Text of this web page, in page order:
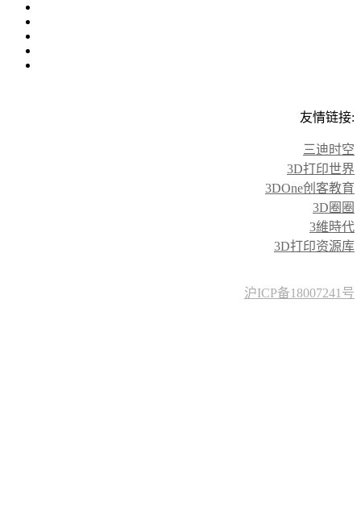
友情链接:
三迪时空
3D打印世界
3DOne创客教育
3D圈圈
3維時代
3D打印资源库
沪ICP备18007241号